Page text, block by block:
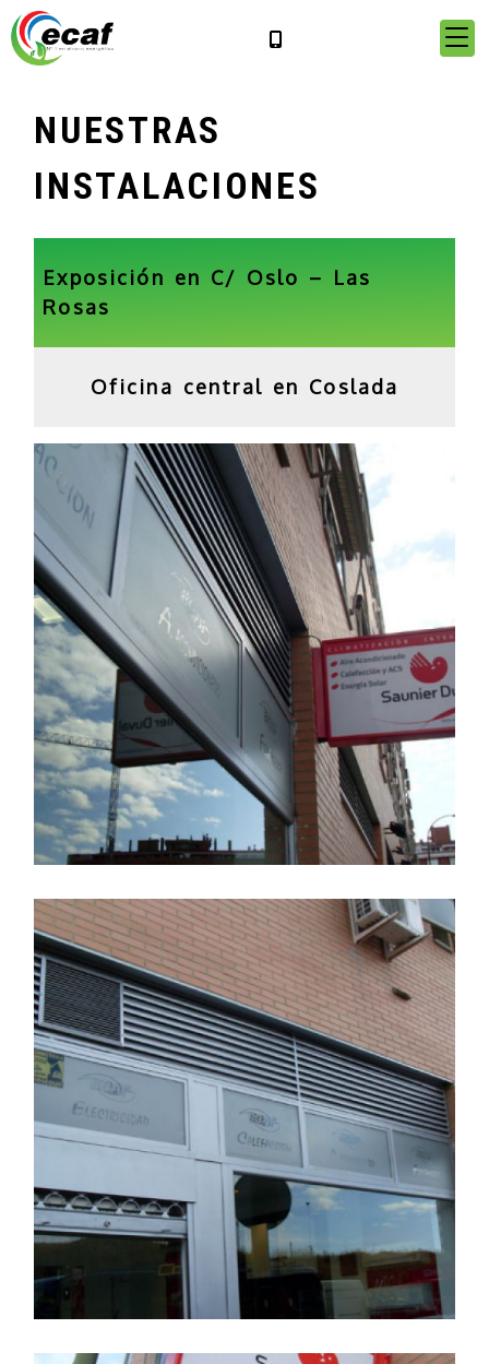
NUESTRAS
INSTALACIONES
Exposición en C/ Oslo – Las
Rosas
Oficina central en Coslada
Previous